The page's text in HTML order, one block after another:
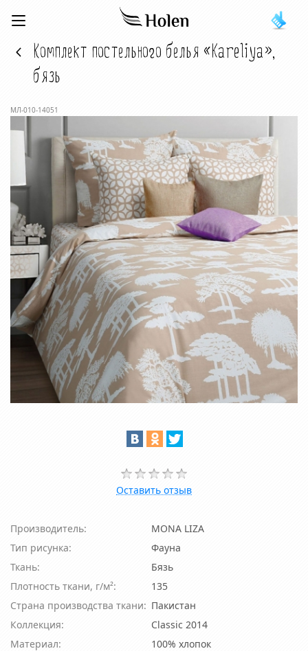
Комплект постельного белья «Kareliya»,
бязь
МЛ-010-14051
Оставить отзыв
Производитель:
MONA LIZA
Тип рисунка:
Фауна
Ткань:
Бязь
Плотность ткани, г/м²:
135
Страна производства ткани: Пакистан
Коллекция:
Classic 2014
Материал:
100% хлопок